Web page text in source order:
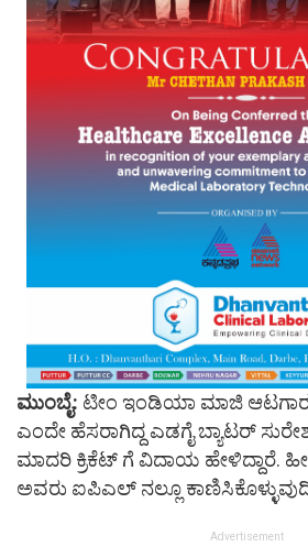
ಮುಂಬೈ: ಟೀಂ ಇಂಡಿಯಾ ಮಾಜಿ
ಎಂದೇ ಹೆಸರಾಗಿದ್ದ ಎಡಗೈ ಬ್ಯಾಟರ್
ಮಾದರಿ ಕ್ರಿಕೆಟ್ ಗೆ ವಿದಾಯ ಹೇಳಿದ್ದಾರೆ.
ಅವರು ಐಪಿಎಲ್ ನಲ್ಲೂ
Advertisement